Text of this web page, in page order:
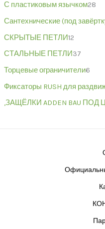
С пластиковым язычком28
Сантехнические (под
СКРЫТЫЕ ПЕТЛИ12
СТАЛЬНЫЕ ПЕТЛИ37
Торцевые ограничители6
Фиксаторы RUSH для
,ЗАЩЁЛКИ ADDEN BAU